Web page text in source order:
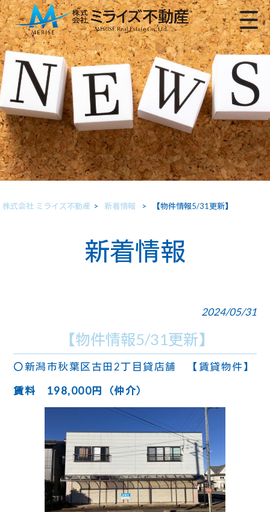
株式会社 ミライズ不動産 > 新着情報 > 【物件情報5/31更新】
新着情報
2024/05/31
【物件情報5/31更新】
〇新潟市秋葉区古田2丁目貸店舗 【賃貸物件】
賃料 198,000円（仲介）